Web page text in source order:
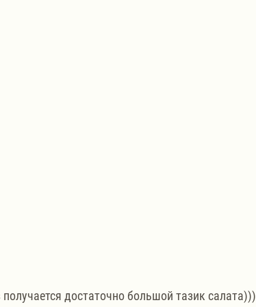
достаточно большой тазик салата)))